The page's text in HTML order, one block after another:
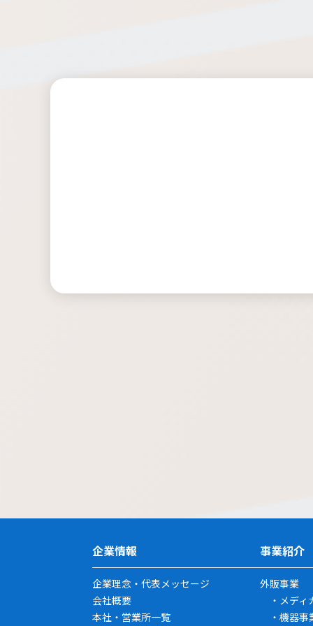
企業情報
企業理念・代表メッセージ
会社概要
本社・営業所一覧
事業紹介
外販事業
メディ
機器事